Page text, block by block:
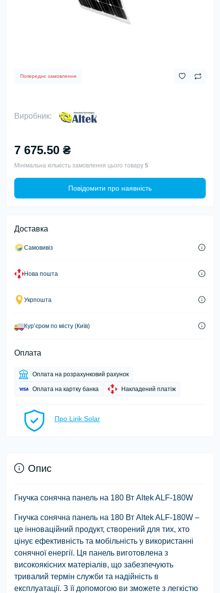
Попереднє замовлення
Виробник:
7 675.50 ₴
Мінімальна кількість замовлення цього товару 5
Повідомити про наявність
Доставка
Самовивіз
Нова пошта
Укрпошта
Курʼєром по місту (Київ)
Оплата
Оплата на розрахунковий рахунок
Оплата на картку банка Накладений платіж
Про Lirik Solar
Опис
Гнучка сонячна панель на 180 Вт Altek ALF-180W
Гнучка сонячна панель на 180 Вт Altek ALF-180W –
це інноваційний продукт, створений для тих, хто
цінує ефективність та мобільність у використанні
сонячної енергії. Ця панель виготовлена з
високоякісних матеріалів, що забезпечують
тривалий термін служби та надійність в
експлуатації. З її допомогою ви зможете з легкістю